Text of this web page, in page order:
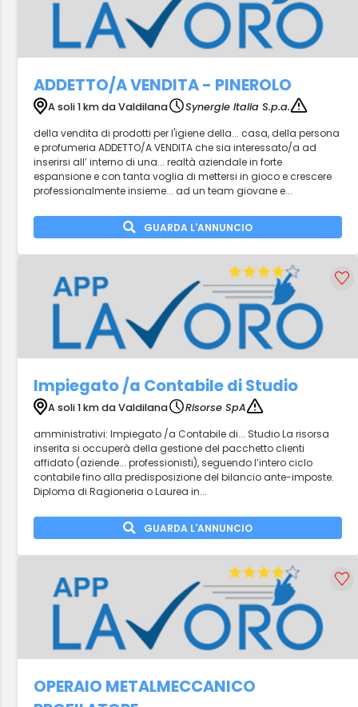
ADDETTO/A VENDITA - PINEROLO
A soli 1 km da Valdilana
Synergie Italia S.p.a.
della vendita di prodotti per l'igiene della... casa, della persona
e profumeria ADDETTO/A VENDITA che sia interessato/a ad
inserirsi all’ interno di una... realtà aziendale in forte
espansione e con tanta voglia di mettersi in gioco e crescere
professionalmente insieme... ad un team giovane e...
GUARDA L'ANNUNCIO
Impiegato /a Contabile di Studio
A soli 1 km da Valdilana
Risorse SpA
amministrativi: Impiegato /a Contabile di... Studio La risorsa
inserita si occuperà della gestione del pacchetto clienti
affidato (aziende... professionisti), seguendo l’intero ciclo
contabile fino alla predisposizione del bilancio ante-imposte.
Diploma di Ragioneria o Laurea in...
GUARDA L'ANNUNCIO
OPERAIO METALMECCANICO